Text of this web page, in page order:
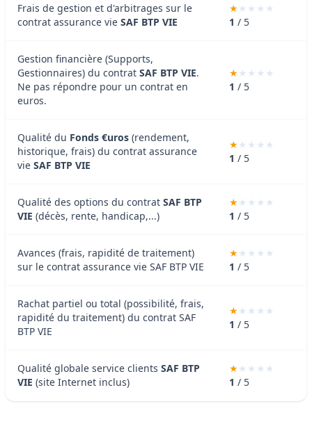
Frais de gestion et d'arbitrages sur le
contrat assurance vie SAF BTP VIE 1 / 5
Gestion financière (Supports,
Gestionnaires) du contrat SAF BTP VIE.
Ne pas répondre pour un contrat en
euros.
1 / 5
Qualité du Fonds €uros (rendement,
historique, frais) du contrat assurance
vie SAF BTP VIE
1 / 5
Qualité des options du contrat SAF BTP
VIE (décès, rente, handicap,...) 1 / 5
Avances (frais, rapidité de traitement)
sur le contrat assurance vie SAF BTP VIE
1 / 5
Rachat partiel ou total (possibilité, frais,
rapidité du traitement) du contrat SAF
BTP VIE
1 / 5
Qualité globale service clients SAF BTP
VIE (site Internet inclus) 1 / 5